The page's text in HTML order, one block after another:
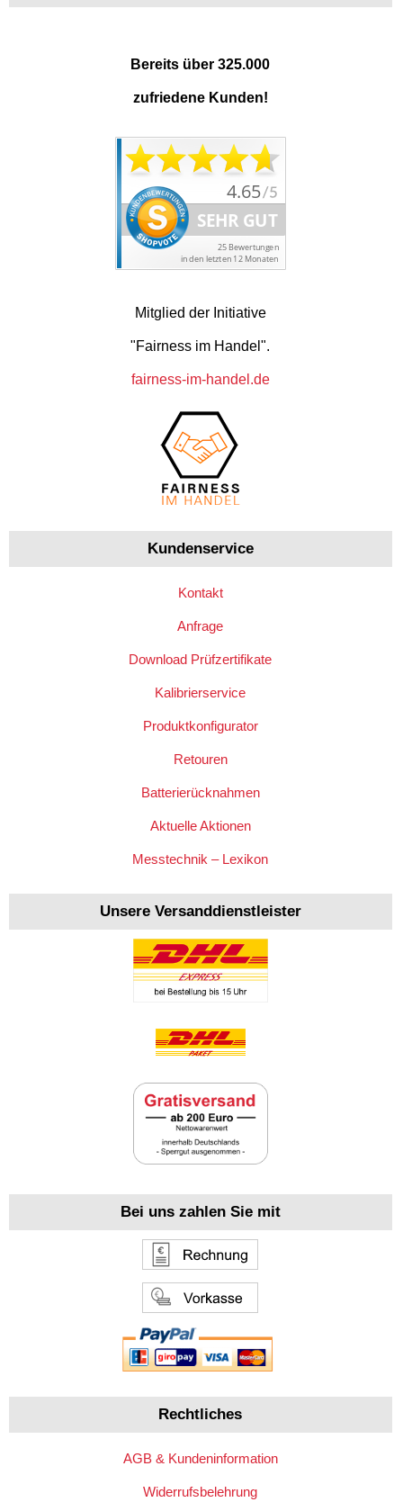
Bereits über 325.000
zufriedene Kunden!
Mitglied der Initiative
"Fairness im Handel".
fairness-im-handel.de
Kundenservice
Kontakt
Anfrage
Download Prüfzertifikate
Kalibrierservice
Produktkonfigurator
Retouren
Batterierücknahmen
Aktuelle Aktionen
Messtechnik – Lexikon
Unsere Versanddienstleister
Bei uns zahlen Sie mit
Rechtliches
AGB & Kundeninformation
Widerrufsbelehrung